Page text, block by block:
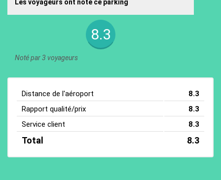
Les voyageurs ont noté ce parking
8.3
Noté par 3 voyageurs
Distance de l'aéroport
8.3
Rapport qualité/prix
8.3
Service client
8.3
Total 8.3